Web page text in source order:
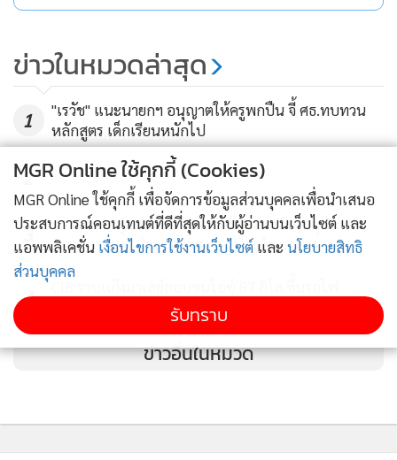
ข่าวในหมวดล่าสุด
1
"เรวัช" แนะนายกฯ อนุญาตให้ครูพกปืน จี้ ศธ.ทบทวน
หลักสูตร เด็กเรียนหนักไป
2
3
บรรยากาศสุดเศร้า ญาติทยอยรับศพเหยื่อเหตุกราดยิง
ภรรยารอง ผอ.ฝ่ายปกครอง 1 ร่ำไห้ทำเอกสาร
4
สารภาพได้ค่าจ้างคนละ 3.5 หมื่น
ข่าวอื่นในหมวด
MGR Online ใช้คุกกี้ (Cookies)
MGR Online ใช้คุกกี้ เพื่อจัดการข้อมูลส่วนบุคคลเพื่อนำเสนอ
ประสบการณ์คอนเทนต์ที่ดีที่สุดให้กับผู้อ่านบนเว็บไซต์ และ
แอพพลิเคชั่น เงื่อนไขการใช้งานเว็บไซต์ และ นโยบายสิทธิ
ส่วนบุคคล
รับทราบ